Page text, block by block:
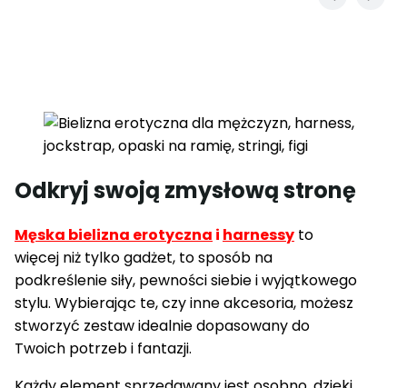
Odkryj swoją zmysłową stronę
Męska bielizna erotyczna i harnessy to
więcej niż tylko gadżet, to sposób na
podkreślenie siły, pewności siebie i wyjątkowego
stylu. Wybierając te,czy inne akcesoria, możesz
stworzyć zestaw idealnie dopasowany do
Twoich potrzeb i fantazji.